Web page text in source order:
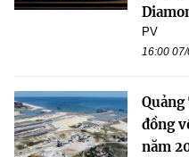
PV
16:00
đồng
năm